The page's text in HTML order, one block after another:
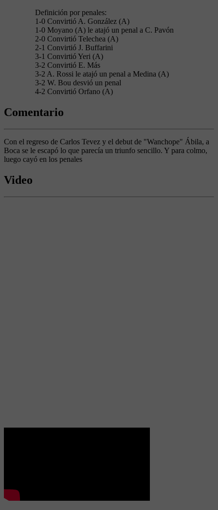
Definición por penales:
1-0 Convirtió A. González (A)
1-0 Moyano (A) le atajó un penal a C. Pavón
2-0 Convirtió Telechea (A)
2-1 Convirtió J. Buffarini
3-1 Convirtió Yeri (A)
3-2 Convirtió E. Más
3-2 A. Rossi le atajó un penal a Medina (A)
3-2 W. Bou desvió un penal
4-2 Convirtió Orfano (A)
Comentario
Con el regreso de Carlos Tevez y el debut de "Wanchope" Ábila, a
Boca se le escapó lo que parecía un triunfo sencillo. Y para colmo,
luego cayó en los penales
Video